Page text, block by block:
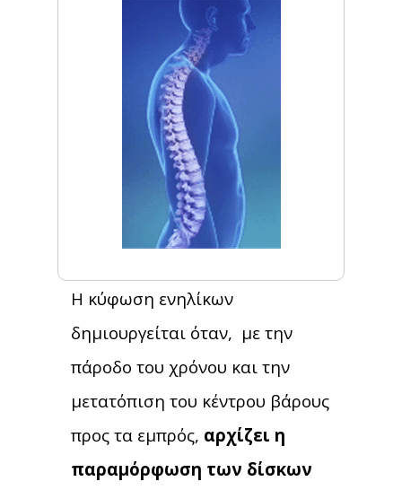
Η κύφωση ενηλίκων
δημιουργείται όταν, με την
πάροδο του χρόνου και την
μετατόπιση του κέντρου βάρους
προς τα εμπρός, αρχίζει η
παραμόρφωση των δίσκων